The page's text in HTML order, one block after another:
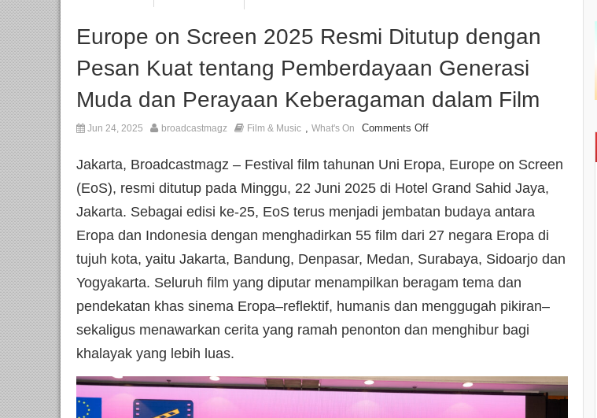
Europe on Screen 2025 Resmi Ditutup dengan
Pesan Kuat tentang Pemberdayaan Generasi
Muda dan Perayaan Keberagaman dalam Film
Jun 24, 2025 broadcastmagz Film & Music , What's On Comments Off
Jakarta, Broadcastmagz – Festival film tahunan Uni Eropa, Europe on Screen
(EoS), resmi ditutup pada Minggu, 22 Juni 2025 di Hotel Grand Sahid Jaya,
Jakarta. Sebagai edisi ke-25, EoS terus menjadi jembatan budaya antara
Eropa dan Indonesia dengan menghadirkan 55 film dari 27 negara Eropa di
tujuh kota, yaitu Jakarta, Bandung, Denpasar, Medan, Surabaya, Sidoarjo dan
Yogyakarta. Seluruh film yang diputar menampilkan beragam tema dan
pendekatan khas sinema Eropa–reflektif, humanis dan menggugah pikiran–
sekaligus menawarkan cerita yang ramah penonton dan menghibur bagi
khalayak yang lebih luas.